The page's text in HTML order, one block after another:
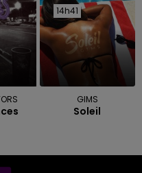
14h41
14h41
GIMS
Soleil